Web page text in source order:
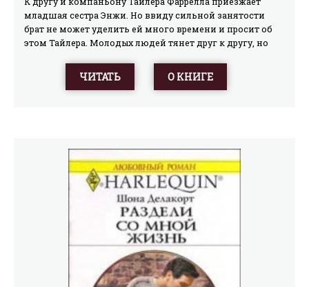
младшая сестра Энжи. Но ввиду сильной занятости
брат не может уделить ей много времени и просит об
этом Тайлера. Молодых людей тянет друг к другу, но
ЧИТАТЬ О КНИГЕ